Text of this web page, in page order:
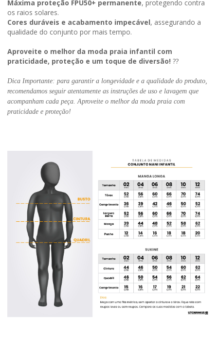
Máxima proteção FPU50+ permanente, protegendo contra
os raios solares.
Cores duráveis e acabamento impecável, assegurando a
qualidade do conjunto por mais tempo.
Aproveite o melhor da moda praia infantil com
praticidade, proteção e um toque de diversão! ??
Dica Importante: para garantir a longevidade e a qualidade do produto,
recomendamos seguir atentamente as instruções de uso e lavagem que
acompanham cada peça. Aproveite o melhor da moda praia com
praticidade e proteção!